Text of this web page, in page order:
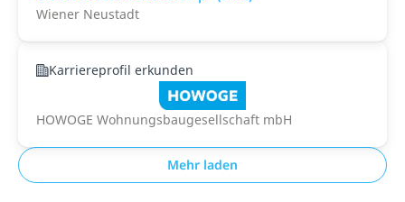
Wiener Neustadt
Karriereprofil erkunden
HOWOGE Wohnungsbaugesellschaft mbH
Mehr laden